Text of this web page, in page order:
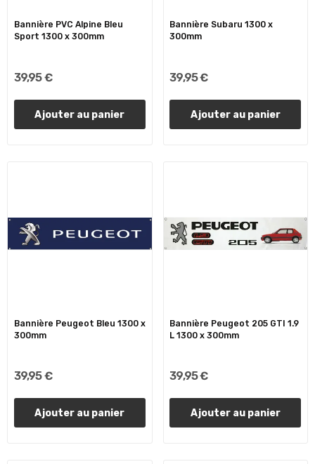
Bannière PVC Alpine Bleu
Sport 1300 x 300mm
39,95 €
Ajouter au panier
Bannière Subaru 1300 x
300mm
39,95 €
Ajouter au panier
Bannière Peugeot Bleu 1300 x
300mm
39,95 €
Ajouter au panier
Bannière Peugeot 205 GTI 1.9
L 1300 x 300mm
39,95 €
Ajouter au panier